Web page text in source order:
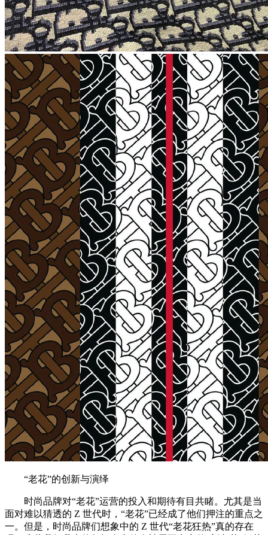
“老花”的创新与演绎
时尚品牌对“老花”运营的投入和期待有目共睹。尤其是当
面对难以猜透的 Z 世代时，“老花”已经成了他们押注的重点之
一。但是，时尚品牌们想象中的 Z 世代“老花狂热”真的存在